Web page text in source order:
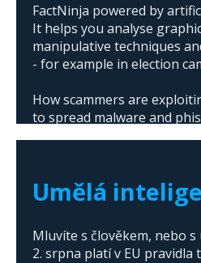
FactNinja powered by
It helps you analyse
manipulative techniques
- for example in election
How scammers are
to spread malware and
Umělá
Mluvíte s člověkem, nebo
2. srpna platí v EU